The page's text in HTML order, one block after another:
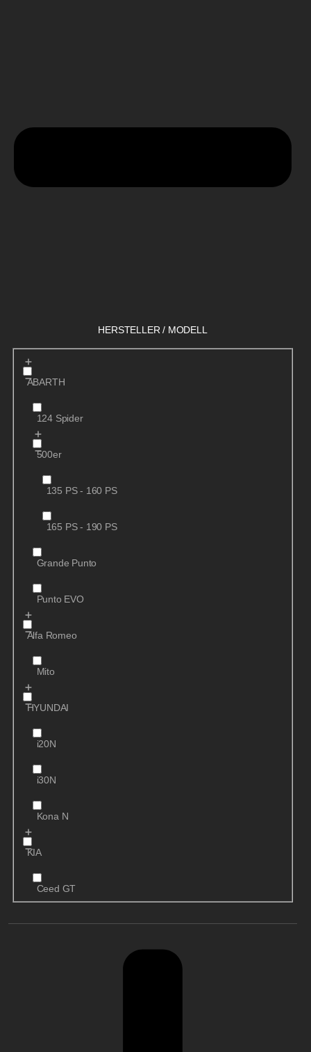
HERSTELLER / MODELL
ABARTH
124 Spider
500er
135 PS - 160 PS
165 PS - 190 PS
Grande Punto
Punto EVO
Alfa Romeo
Mito
HYUNDAI
i20N
i30N
Kona N
KIA
Ceed GT